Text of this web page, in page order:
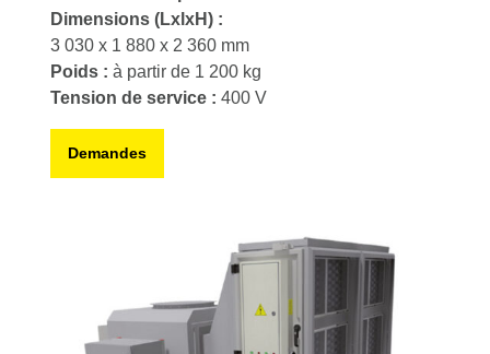
Dimensions (LxlxH) :
3 030 x 1 880 x 2 360 mm
Poids : à partir de 1 200 kg
Tension de service : 400 V
Demandes